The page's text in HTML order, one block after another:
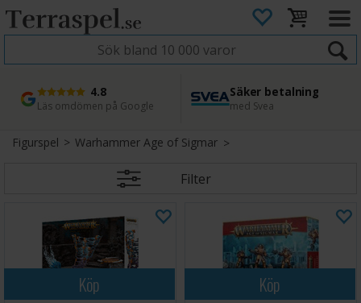
4.8
Läs omdömen på Google
Säker betalning
med Svea
Snabb leverans
Direkt från lager
45 dagars ångerrätt
Enkel retur
Figurspel>Warhammer Age of Sigmar
Filter
Köp Köp